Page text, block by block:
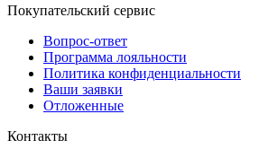
Покупательский сервис
Вопрос-ответ
Программа лояльности
Политика конфиденциальности
Ваши заявки
Отложенные
Контакты